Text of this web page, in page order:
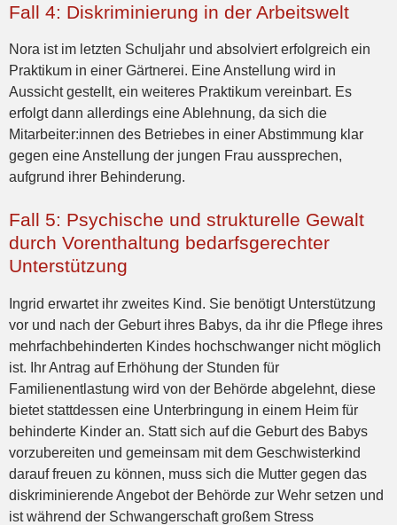
Fall 4: Diskriminierung in der Arbeitswelt
Nora ist im letzten Schuljahr und absolviert erfolgreich ein
Praktikum in einer Gärtnerei. Eine Anstellung wird in
Aussicht gestellt, ein weiteres Praktikum vereinbart. Es
erfolgt dann allerdings eine Ablehnung, da sich die
Mitarbeiter:innen des Betriebes in einer Abstimmung klar
gegen eine Anstellung der jungen Frau aussprechen,
aufgrund ihrer Behinderung.
Fall 5: Psychische und strukturelle Gewalt
durch Vorenthaltung bedarfsgerechter
Unterstützung
Ingrid erwartet ihr zweites Kind. Sie benötigt Unterstützung
vor und nach der Geburt ihres Babys, da ihr die Pflege ihres
mehrfachbehinderten Kindes hochschwanger nicht möglich
ist. Ihr Antrag auf Erhöhung der Stunden für
Familienentlastung wird von der Behörde abgelehnt, diese
bietet stattdessen eine Unterbringung in einem Heim für
behinderte Kinder an. Statt sich auf die Geburt des Babys
vorzubereiten und gemeinsam mit dem Geschwisterkind
darauf freuen zu können, muss sich die Mutter gegen das
diskriminierende Angebot der Behörde zur Wehr setzen und
ist während der Schwangerschaft großem Stress